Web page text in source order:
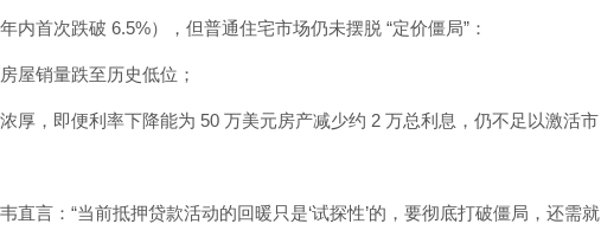
内首次跌破 6.5%），但普通住宅市场仍未摆脱 “定价僵局”：
屋销量跌至历史低位；
厚，即便利率下降能为 50 万美元房产减少约 2 万总利息，仍不足以激活市
直言：“当前抵押贷款活动的回暖只是‘试探性’的，要彻底打破僵局，还需就